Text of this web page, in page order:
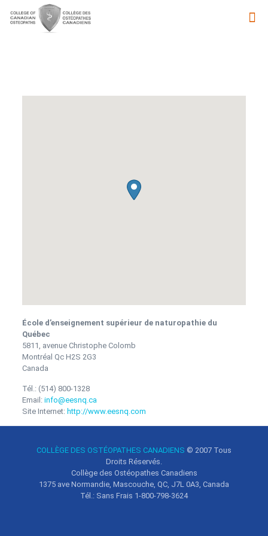
École d’enseignement supérieur de naturopathie du
Québec
5811, avenue Christophe Colomb
Montréal Qc H2S 2G3
Canada
Tél.: (514) 800-1328
Email: info@eesnq.ca
Site Internet: http://www.eesnq.com
COLLÈGE DES OSTÉOPATHES CANADIENS © 2007 Tous
Droits Réservés.
Collège des Ostéopathes Canadiens
1375 ave Normandie, Mascouche, QC, J7L 0A3, Canada
Tél.: Sans Frais 1-800-798-3624